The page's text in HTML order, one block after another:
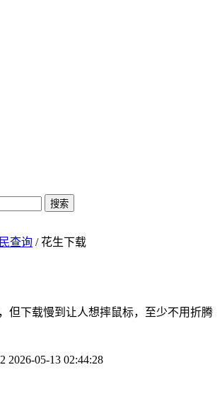
搜索
查询 / 花生下载
但下载慢到让人想摔鼠标，至少不用折腾
2026-05-13 02:44:28